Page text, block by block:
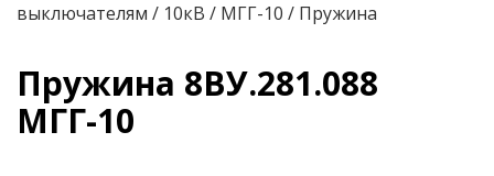
выключателям / 10кВ / МГГ-10 / Пружина
Пружина 8ВУ.281.088
МГГ-10